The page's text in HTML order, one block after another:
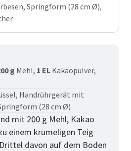
Springform (28 cm Ø),
g Mehl, 1 EL Kakaopulver,
Handrührgerät mit
(28 cm Ø)
mit 200 g Mehl, Kakao
einem krümeligen Teig
davon auf dem Boden